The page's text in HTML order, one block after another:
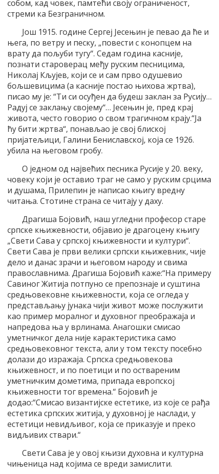
собом, кад човек, памтећи своју ограниченост,
стреми ка Безграничном.
Још 1915. године Сергеј Јесењин је певао да ће и
њега, по ветру и песку, „повести с конопцем на
врату да пољуби тугу“. Седам година касније,
познати староверац међу руским песницима,
Николај Кљујев, који се и сам прво одушевио
бољшевицима (а касније постао њихова жртва),
писао му је: “Ти си осуђен да будеш заклан за Русију…
Радуј се заклању својему“… Јесењин је, пред крај
живота, често говорио о свом трагичном крају.“Ја
ћу бити жртва“, понављао је свој блиској
пријатељици, Галини Бениславској, која се 1926.
убила на његовом гробу.
О једном од највећих песника Русије у 20. веку,
човеку који је оставио траг не само у руским срцима
и душама, Прилепин је написао књигу вредну
читања. Стотине страна се читају у даху.
Драгиша Бојовић, наш угледни професор старе
српске књижевности, објавио је драгоцену књигу
„Свети Сава у српској књижевности и култури“.
Свети Сава је први велики српски књижевник, чије
дело и данас зрачи и његовом народу и свима
православнима. Драгиша Бојовић каже:“На примеру
Савиног Житија потпуно се препознаје и суштина
средњовековне књижевности, којa се огледа у
представљању јунака чији живот може послужити
као пример моралног и духовног преображаја и
напредова ња у врлинама. Анагошки смисао
уметничког дела није карактеристика само
средњовековног текста, али у том тексту посебно
долази до изражаја. Српска средњовекова
књижевност, и по поетици и по оствареним
уметничким дометима, припада европској
књижевности тог времена.“ Бојовић је
додао:“Смисао византијске естетике, из које се рађа
естетика српских житија, у духовној је наслади, у
естетици невидљивог, која се приказује и преко
видљивих ствари.“
Свети Сава је у овој књизи духовна и културна
чињеница над којима се вреди замислити.